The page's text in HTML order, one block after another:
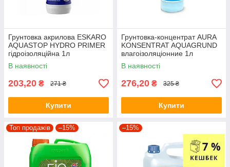
Грунтовка акрилова ESKARO
AQUASTOP HYDRO PRIMER
гідроізоляційна 1л
В наявності
203,20 ₴ 271 ₴
Купити
Грунтовка-концентрат AURA
KONSENTRAT AQUAGRUND
влагоізоляціонние 1л
В наявності
276,20 ₴ 325 ₴
Купити
Топ продажів –15% –15%